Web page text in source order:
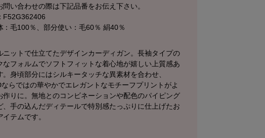
問い合わせの際は下記品番をお伝え下さい。
F52G362406
：毛100％、部分使い：毛60％ 絹40％
ニットで仕立てたデザインカーディガン。長袖タイプの
なフォルムでソフトフィットな着心地が嬉しい上質感あ
。身頃部分にはシルキータッチな異素材を合わせ、
ならではの華やかでエレガントなモチーフプリントがよ
作りに。無地とのコンビネーションや配色のパイピング
、手の込んだディテールで特別感たっぷりに仕上げたお
テムです。